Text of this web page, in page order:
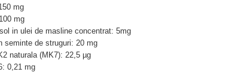
mg
mg
in ulei de masline concentrat: 5mg
seminte de struguri: 20 mg
naturala (MK7): 22,5 µg
0,21 mg